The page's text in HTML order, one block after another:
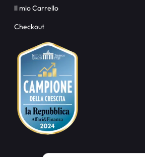
Il mio Carrello
Checkout